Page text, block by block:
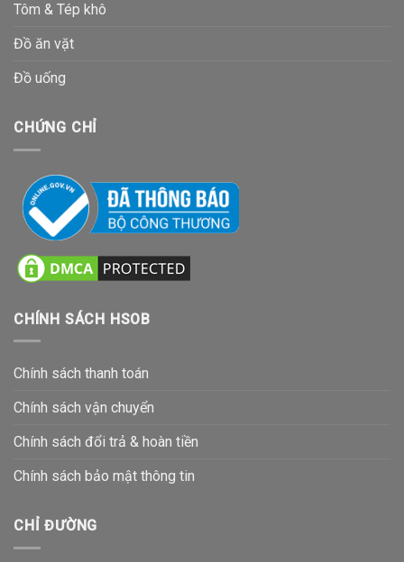
Tôm & Tép khô
Đồ ăn vặt
Đồ uống
CHỨNG CHỈ
CHÍNH SÁCH HSOB
Chính sách thanh toán
Chính sách vận chuyển
Chính sách đổi trả & hoàn tiền
Chính sách bảo mật thông tin
CHỈ ĐƯỜNG